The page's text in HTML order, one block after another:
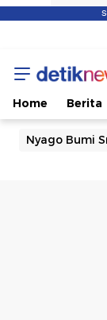
Home Berita
Nyago Bumi